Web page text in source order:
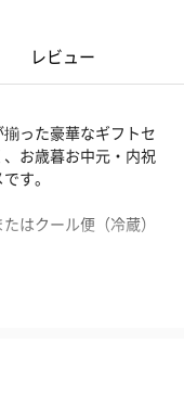
レビュー
った豪華なギフトセ
お歳暮お中元・内祝
す。
はクール便（冷蔵）